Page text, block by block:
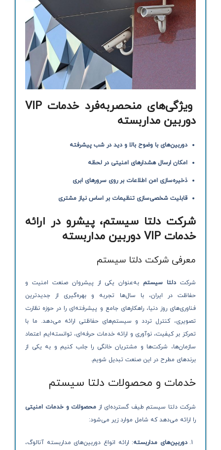
ویژگی‌های منحصر‌به‌فرد خدمات VIP
دوربین مداربسته
دوربین‌های با وضوح بالا و دید در شب پیشرفته
امکان ارسال هشدارهای امنیتی در لحظه
ذخیره‌سازی امن اطلاعات بر روی سرورهای ابری
قابلیت شخصی‌سازی تنظیمات بر اساس نیاز مشتری
شرکت دلتا سیستم، پیشرو در ارائه
خدمات VIP دوربین مداربسته
معرفی شرکت دلتا سیستم
شرکتدلتا سیستم به‌عنوان یکی از پیشروان صنعت امنیت و
حفاظت در ایران، با سال‌ها تجربه و بهره‌گیری از جدیدترین
فناوری‌های روز دنیا، راهکارهای جامع و پیشرفته‌ای را در حوزه نظارت
تصویری، کنترل تردد و سیستم‌های حفاظتی ارائه می‌دهد. ما با
تمرکز بر کیفیت، نوآوری و ارائه خدمات حرفه‌ای، توانسته‌ایم اعتماد
سازمان‌ها، شرکت‌ها و مشتریان خانگی را جلب کنیم و به یکی از
برندهای مطرح در این صنعت تبدیل شویم.
خدمات و محصولات دلتا سیستم
شرکت دلتا سیستم طیف گسترده‌ای از محصولات و خدمات امنیتی
را ارائه می‌دهد که شامل موارد زیر می‌شود:
دوربین‌های مداربسته: ارائه انواع دوربین‌های مداربسته آنالوگ،